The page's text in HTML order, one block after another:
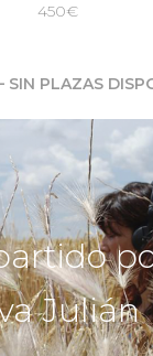
450€
SIN PLAZAS
Julián